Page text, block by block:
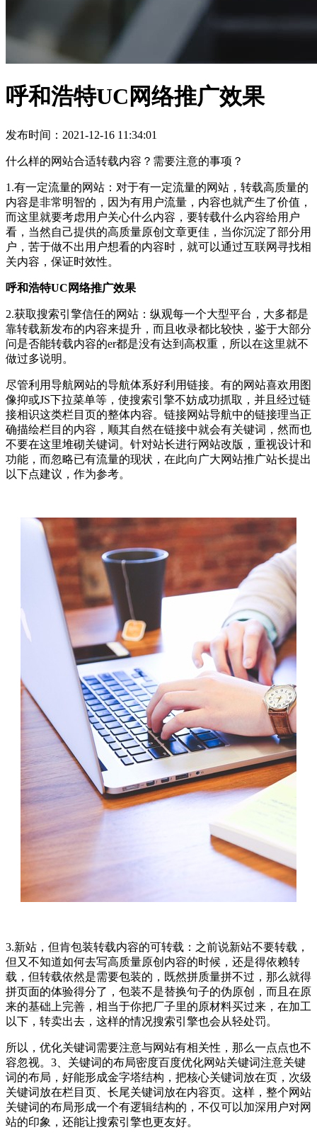
呼和浩特UC网络推广效果
发布时间：2021-12-16 11:34:01
什么样的网站合适转载内容？需要注意的事项？
1.有一定流量的网站：对于有一定流量的网站，转载高质量的
内容是非常明智的，因为有用户流量，内容也就产生了价值，
而这里就要考虑用户关心什么内容，要转载什么内容给用户
看，当然自己提供的高质量原创文章更佳，当你沉淀了部分用
户，苦于做不出用户想看的内容时，就可以通过互联网寻找相
关内容，保证时效性。
呼和浩特UC网络推广效果
2.获取搜索引擎信任的网站：纵观每一个大型平台，大多都是
靠转载新发布的内容来提升，而且收录都比较快，鉴于大部分
问是否能转载内容的er都是没有达到高权重，所以在这里就不
做过多说明。
尽管利用导航网站的导航体系好利用链接。有的网站喜欢用图
像抑或JS下拉菜单等，使搜索引擎不妨成功抓取，并且经过链
接相识这类栏目页的整体内容。链接网站导航中的链接理当正
确描绘栏目的内容，顺其自然在链接中就会有关键词，然而也
不要在这里堆砌关键词。针对站长进行网站改版，重视设计和
功能，而忽略已有流量的现状，在此向广大网站推广站长提出
以下点建议，作为参考。
3.新站，但肯包装转载内容的可转载：之前说新站不要转载，
但又不知道如何去写高质量原创内容的时候，还是得依赖转
载，但转载依然是需要包装的，既然拼质量拼不过，那么就得
拼页面的体验得分了，包装不是替换句子的伪原创，而且在原
来的基础上完善，相当于你把厂子里的原材料买过来，在加工
以下，转卖出去，这样的情况搜索引擎也会从轻处罚。
所以，优化关键词需要注意与网站有相关性，那么一点点也不
容忽视。3、关键词的布局密度百度优化网站关键词注意关键
词的布局，好能形成金字塔结构，把核心关键词放在页，次级
关键词放在栏目页、长尾关键词放在内容页。这样，整个网站
关键词的布局形成一个有逻辑结构的，不仅可以加深用户对网
站的印象，还能让搜索引擎也更友好。